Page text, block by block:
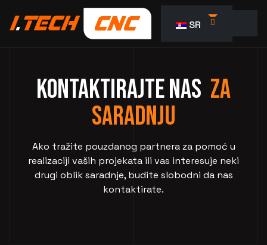
Izaberite vaš jezik
SR
KONTAKTIRAJTE NAS ZA
SARADNJU
Ako tražite pouzdanog partnera za pomoć u
realizaciji vaših projekata ili vas interesuje neki
drugi oblik saradnje, budite slobodni da nas
kontaktirate.